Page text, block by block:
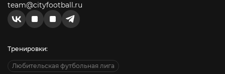
team@cityfootball.ru
Тренировки:
Любительская футбольная лига